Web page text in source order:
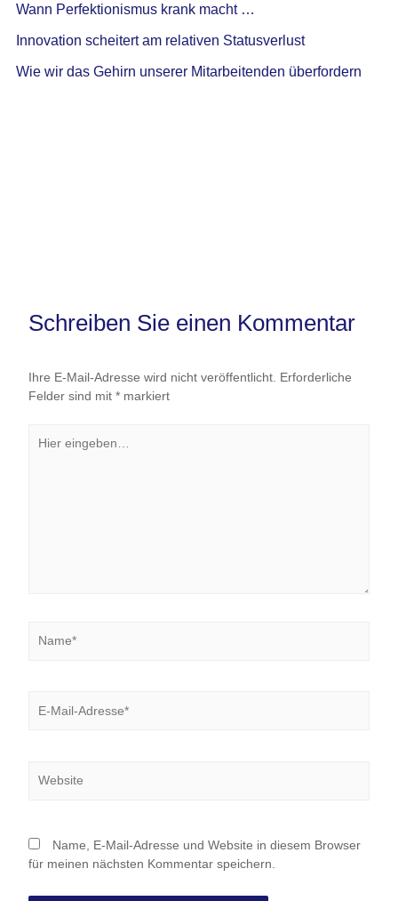
Wann Perfektionismus krank macht …
Innovation scheitert am relativen Statusverlust
Wie wir das Gehirn unserer Mitarbeitenden überfordern
Schreiben Sie einen Kommentar
Ihre E-Mail-Adresse wird nicht veröffentlicht. Erforderliche
Felder sind mit *markiert
eingeben…
Mail-
Name, E-Mail-Adresse und Website in diesem Browser
für meinen nächsten Kommentar speichern.